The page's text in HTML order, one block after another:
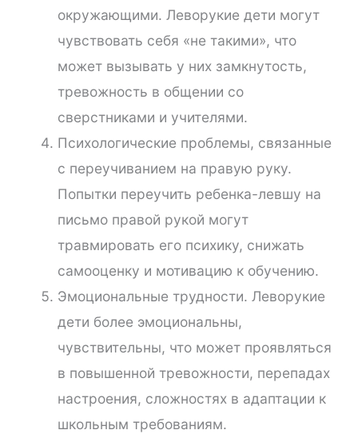
окружающими. Леворукие дети могут
чувствовать себя «не такими», что
может вызывать у них замкнутость,
тревожность в общении со
сверстниками и учителями.
Психологические проблемы, связанные
с переучиванием на правую руку.
Попытки переучить ребенка-левшу на
письмо правой рукой могут
травмировать его психику, снижать
самооценку и мотивацию к обучению.
Эмоциональные трудности. Леворукие
дети более эмоциональны,
чувствительны, что может проявляться
в повышенной тревожности, перепадах
настроения, сложностях в адаптации к
школьным требованиям.